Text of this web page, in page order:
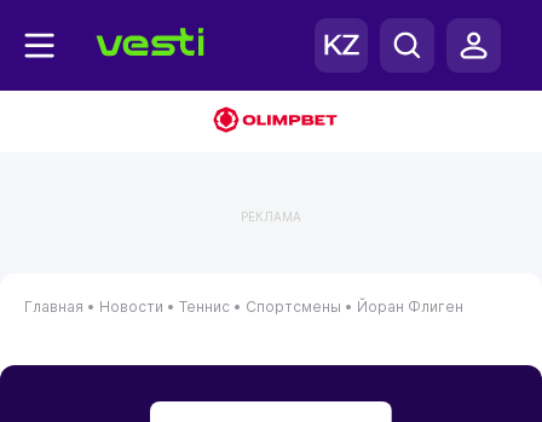
РЕКЛАМА
Главная • Новости • Теннис• Спортсмены • Йоран Флиген